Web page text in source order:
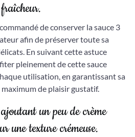
de conserver la sauce 3
afin de préserver toute sa
En suivant cette astuce
pleinement de cette sauce
utilisation, en garantissant sa
de plaisir gustatif.
un peu de crème
une texture crémeuse.